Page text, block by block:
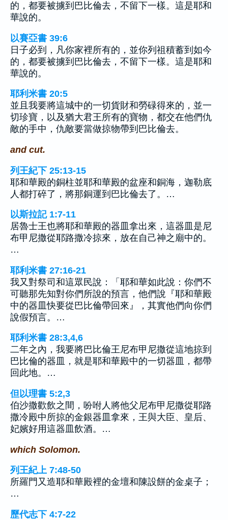
的，都要被擄到巴比倫去，不留下一樣。這是耶和
華說的。
以賽亞書 39:6
日子必到，凡你家裡所有的，並你列祖積蓄到如今
的，都要被擄到巴比倫去，不留下一樣。這是耶和
華說的。
耶利米書 20:5
並且我要將這城中的一切貨財和勞碌得來的，並一
切珍寶，以及猶大君王所有的寶物，都交在他們仇
敵的手中，仇敵要當做掠物帶到巴比倫去。
and cut.
列王紀下 25:13-15
耶和華殿的銅柱並耶和華殿的盆座和銅海，迦勒底
人都打碎了，將那銅運到巴比倫去了。…
以斯拉記 1:7-11
居魯士王也將耶和華殿的器皿拿出來，這器皿是尼
布甲尼撒從耶路撒冷掠來，放在自己神之廟中的。
…
耶利米書 27:16-21
我又對祭司和這眾民說：「耶和華如此說：你們不
可聽那先知對你們所說的預言，他們說『耶和華殿
中的器皿快要從巴比倫帶回來』，其實他們向你們
說假預言。…
耶利米書 28:3,4,6
二年之內，我要將巴比倫王尼布甲尼撒從這地掠到
巴比倫的器皿，就是耶和華殿中的一切器皿，都帶
回此地。…
但以理書 5:2,3
伯沙撒歡飲之間，吩咐人將他父尼布甲尼撒從耶路
撒冷殿中所掠的金銀器皿拿來，王與大臣、皇后、
妃嬪好用這器皿飲酒。…
which Solomon.
列王紀上 7:48-50
所羅門又造耶和華殿裡的金壇和陳設餅的金桌子；
…
歷代志下 4:7-22